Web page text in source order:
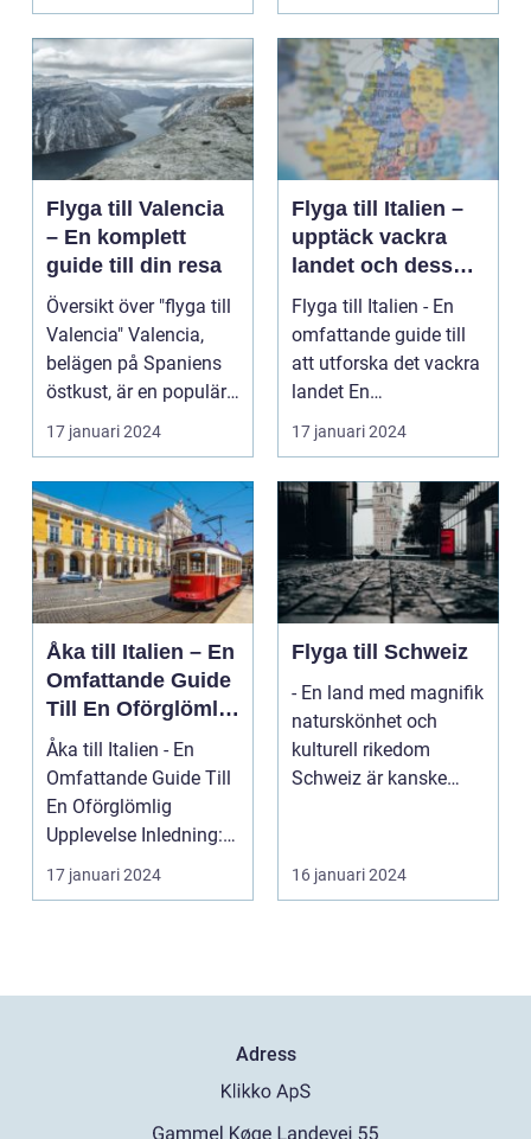
Flyga till Valencia
– En komplett
guide till din resa
Översikt över "flyga till
Valencia" Valencia,
belägen på Spaniens
östkust, är en populär
destinatio...
17 januari 2024
Flyga till Italien –
upptäck vackra
landet och dess
mångfald
Flyga till Italien - En
omfattande guide till
att utforska det vackra
landet En
övergripande, grun...
17 januari 2024
Åka till Italien – En
Omfattande Guide
Till En Oförglömlig
Upplevelse
Åka till Italien - En
Omfattande Guide Till
En Oförglömlig
Upplevelse Inledning:
Italien, ett land...
17 januari 2024
Flyga till Schweiz
- En land med magnifik
naturskönhet och
kulturell rikedom
Schweiz är kanske
16 januari 2024
Adress